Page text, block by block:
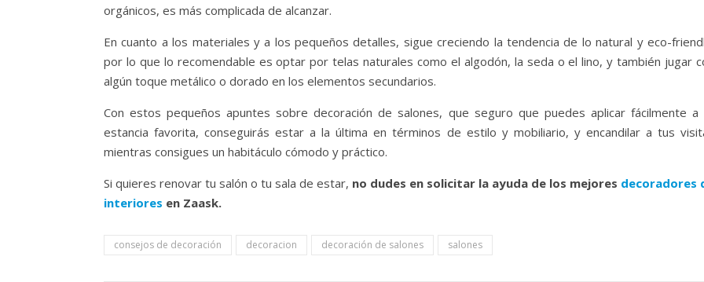
orgánicos, es más complicada de alcanzar.
En cuanto a los materiales y a los pequeños detalles, sigue creciendo la tendencia de lo natural y eco-
por lo que lo recomendable es optar por telas naturales como el algodón, la seda o el lino, y también jugar
algún toque metálico o dorado en los elementos secundarios.
Con estos pequeños apuntes sobre decoración de salones, que seguro que puedes aplicar fácilmente a
estancia favorita, conseguirás estar a la última en términos de estilo y mobiliario, y encandilar a tus
mientras consigues un habitáculo cómodo y práctico.
Si quieres renovar tu salón o tu sala de estar, no dudes en solicitar la ayuda de los mejores decoradores
interiores en Zaask.
consejos de decoración decoracion decoración de salones salones